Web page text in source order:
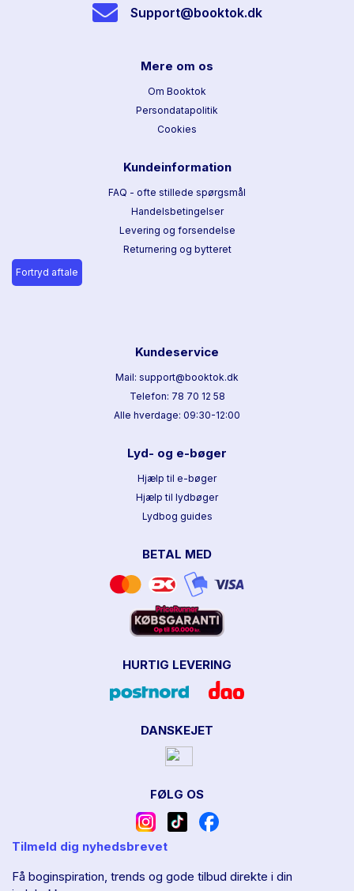
Support@booktok.dk
Mere om os
Om Booktok
Persondatapolitik
Cookies
Kundeinformation
FAQ - ofte stillede spørgsmål
Handelsbetingelser
Levering og forsendelse
Returnering og bytteret
Fortryd aftale
Kundeservice
Mail: support@booktok.dk
Telefon: 78 70 12 58
Alle hverdage: 09:30-12:00
Lyd- og e-bøger
Hjælp til e-bøger
Hjælp til lydbøger
Lydbog guides
BETAL MED
HURTIG LEVERING
DANSKEJET
FØLG OS
Tilmeld dig nyhedsbrevet
Få boginspiration, trends og gode tilbud direkte i din